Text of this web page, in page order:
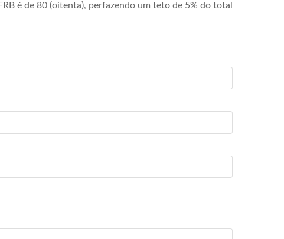
é de 80 (oitenta), perfazendo um teto de 5% do total